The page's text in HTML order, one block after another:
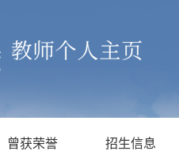
曾获荣誉 招生信息